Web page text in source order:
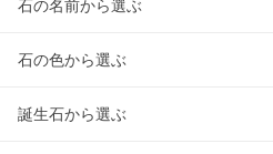
石の名前から選ぶ
石の色から選ぶ
誕生石から選ぶ